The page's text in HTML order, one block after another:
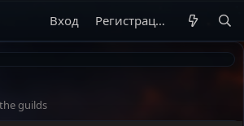
Вход Регистрация
guilds